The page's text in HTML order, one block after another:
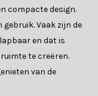
compacte design.
Vaak zijn de
en dat is
te creëren.
van de